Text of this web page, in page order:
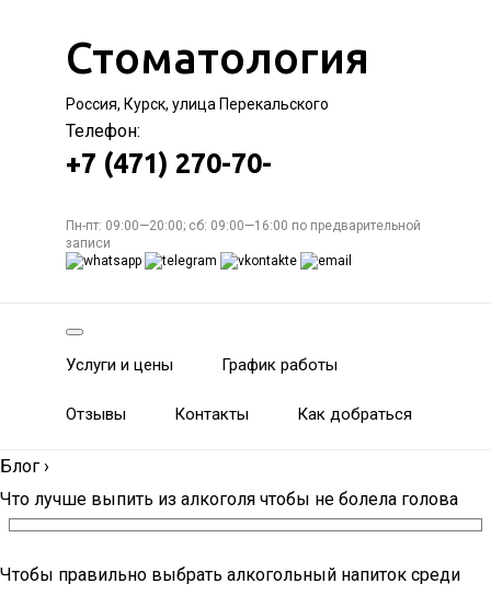
Стоматология
Россия, Курск, улица Перекальского
Телефон:
+7 (471) 270-70-
Пн-пт: 09:00—20:00; сб: 09:00—16:00 по предварительной
записи
Услуги и цены График работы
Отзывы Контакты Как добраться
Блог ›
Что лучше выпить из алкоголя чтобы не болела голова
Чтобы правильно выбрать алкогольный напиток среди